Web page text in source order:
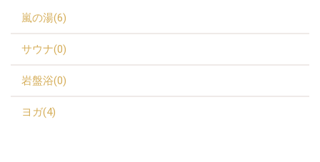
嵐の湯(6)
サウナ(0)
岩盤浴(0)
ヨガ(4)